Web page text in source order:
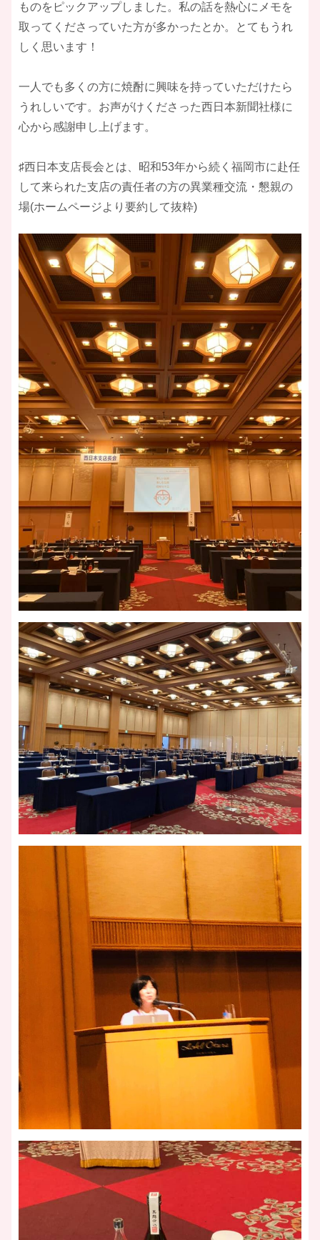
ものをピックアップしました。私の話を熱心にメモを
取ってくださっていた方が多かったとか。とてもうれ
しく思います！
一人でも多くの方に焼酎に興味を持っていただけたら
うれしいです。お声がけくださった西日本新聞社様に
心から感謝申し上げます。
♯西日本支店長会とは、昭和53年から続く福岡市に赴任
して来られた支店の責任者の方の異業種交流・懇親の
場(ホームページより要約して抜粋)